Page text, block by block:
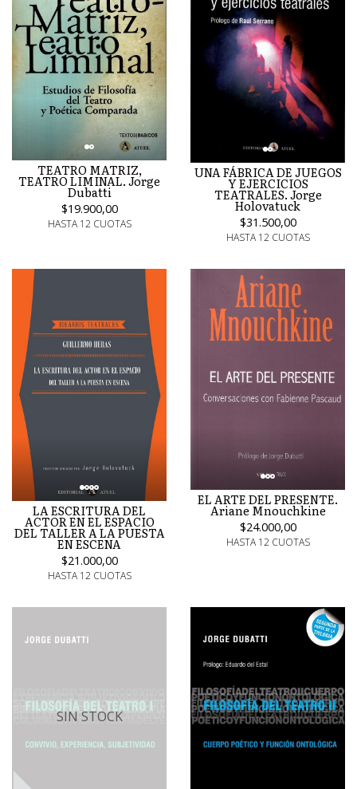
TEATRO MATRIZ,
TEATRO LIMINAL. Jorge
Dubatti
$19.900,00
HASTA 12 CUOTAS
UNA FÁBRICA DE JUEGOS
Y EJERCICIOS
TEATRALES. Jorge
Holovatuck
$31.500,00
HASTA 12 CUOTAS
LA ESCRITURA DEL
ACTOR EN EL ESPACIO
DEL TALLER A LA PUESTA
EN ESCENA
$21.000,00
HASTA 12 CUOTAS
EL ARTE DEL PRESENTE.
Ariane Mnouchkine
$24.000,00
HASTA 12 CUOTAS
SIN STOCK